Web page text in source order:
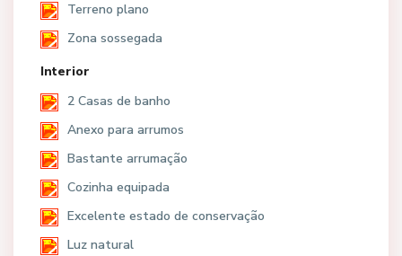
Terreno plano
Zona sossegada
Interior
2 Casas de banho
Anexo para arrumos
Bastante arrumação
Cozinha equipada
Excelente estado de conservação
Luz natural